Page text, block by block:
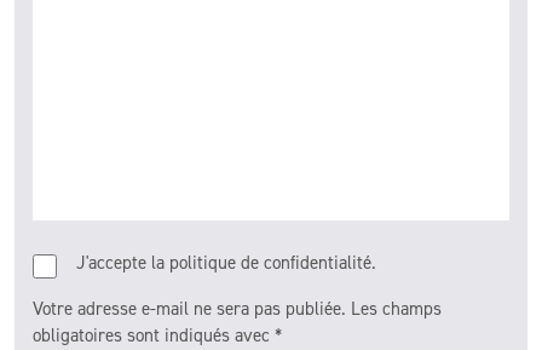
Votre adresse e-mail ne sera pas publiée. Les champs
obligatoires sont indiqués avec *
J'accepte la politique de confidentialité.